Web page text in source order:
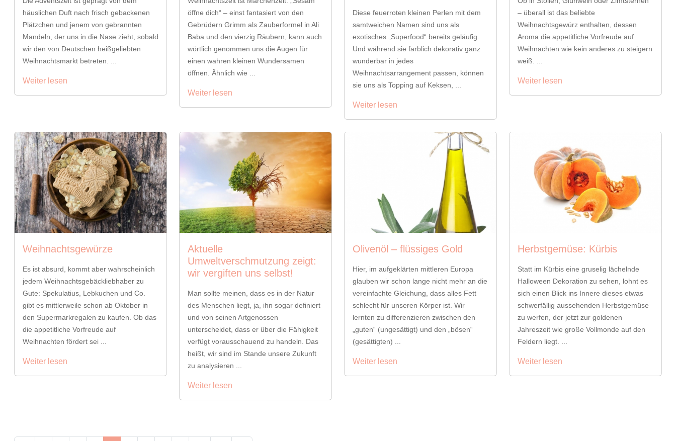
häuslichen Duft nach frisch gebackenen
Plätzchen und jenem von gebrannten
Mandeln, der uns in die Nase zieht, sobald
wir den von Deutschen heißgeliebten
Weihnachtsmarkt betreten. ...
Weiter lesen
öffne dich“ – einst fantasiert von den
Gebrüdern Grimm als Zauberformel in Ali
Baba und den vierzig Räubern, kann auch
wörtlich genommen uns die Augen für
einen wahren kleinen Wundersamen
öffnen. Ähnlich wie ...
Weiter lesen
Diese feuerroten kleinen Perlen mit dem
samtweichen Namen sind uns als
exotisches „Superfood“ bereits geläufig.
Und während sie farblich dekorativ ganz
wunderbar in jedes
Weihnachtsarrangement passen, können
sie uns als Topping auf Keksen, ...
Weiter lesen
– überall ist das beliebte
Weihnachtsgewürz enthalten, dessen
Aroma die appetitliche Vorfreude auf
Weihnachten wie kein anderes zu steigern
weiß. ...
Weiter lesen
Weihnachtsgewürze
Es ist absurd, kommt aber wahrscheinlich
jedem Weihnachtsgebäckliebhaber zu
Gute: Spekulatius, Lebkuchen und Co.
gibt es mittlerweile schon ab Oktober in
den Supermarkregalen zu kaufen. Ob das
die appetitliche Vorfreude auf
Weihnachten fördert sei ...
Weiter lesen
Aktuelle
Umweltverschmutzung zeigt:
wir vergiften uns selbst!
Man sollte meinen, dass es in der Natur
des Menschen liegt, ja, ihn sogar definiert
und von seinen Artgenossen
unterscheidet, dass er über die Fähigkeit
verfügt vorausschauend zu handeln. Das
heißt, wir sind im Stande unsere Zukunft
zu analysieren ...
Weiter lesen
Olivenöl – flüssiges Gold
Hier, im aufgeklärten mittleren Europa
glauben wir schon lange nicht mehr an die
vereinfachte Gleichung, dass alles Fett
schlecht für unseren Körper ist. Wir
lernten zu differenzieren zwischen den
„guten“ (ungesättigt) und den „bösen“
(gesättigten) ...
Weiter lesen
Herbstgemüse: Kürbis
Statt im Kürbis eine gruselig lächelnde
Halloween Dekoration zu sehen, lohnt es
sich einen Blick ins Innere dieses etwas
schwerfällig aussehenden Herbstgemüse
zu werfen, der jetzt zur goldenen
Jahreszeit wie große Vollmonde auf den
Feldern liegt. ...
Weiter lesen